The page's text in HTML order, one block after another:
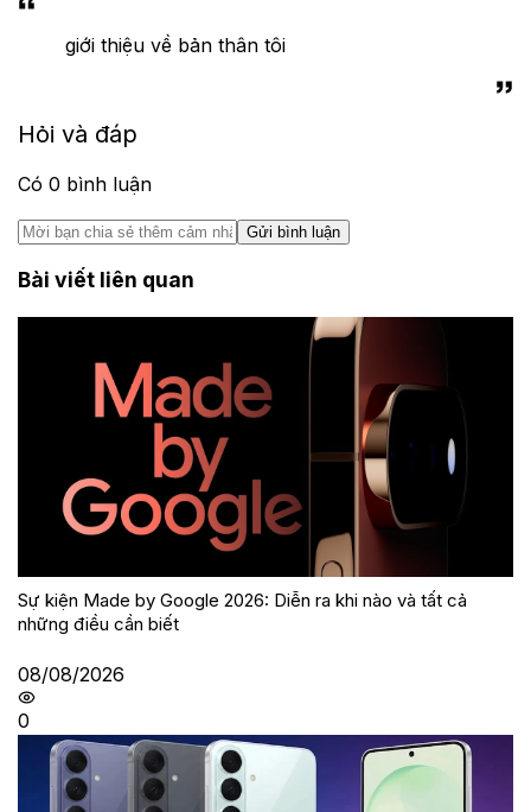
giới thiệu về bản thân tôi
Hỏi và đáp
Có 0 bình luận
Gửi bình luận
Bài viết liên quan
Sự kiện Made by Google 2026: Diễn ra khi nào và tất cả
những điều cần biết
08/08/2026
0